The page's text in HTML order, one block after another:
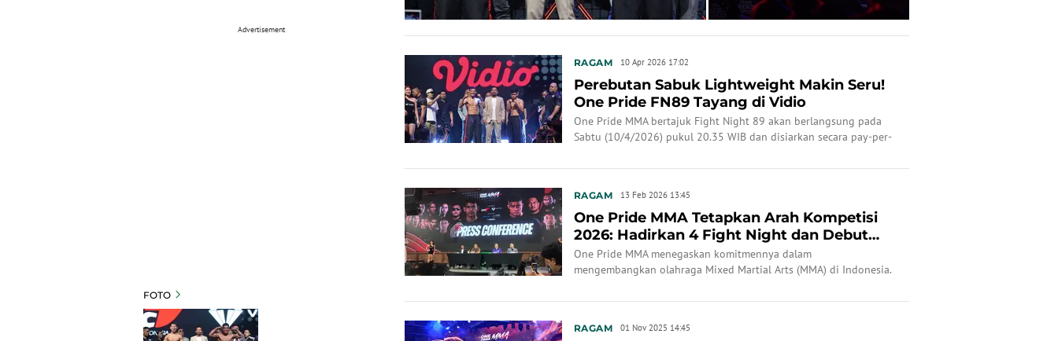
Advertisement
FOTO
RAGAM 10 Apr 2026 17:02
Perebutan Sabuk Lightweight Makin Seru!
One Pride FN89 Tayang di Vidio
One Pride MMA bertajuk Fight Night 89 akan berlangsung pada
Sabtu (10/4/2026) pukul 20.35 WIB dan disiarkan secara pay-per-
RAGAM 13 Feb 2026 13:45
One Pride MMA Tetapkan Arah Kompetisi
2026: Hadirkan 4 Fight Night dan Debut
Hystrike
One Pride MMA menegaskan komitmennya dalam
mengembangkan olahraga Mixed Martial Arts (MMA) di Indonesia.
RAGAM 01 Nov 2025 14:45